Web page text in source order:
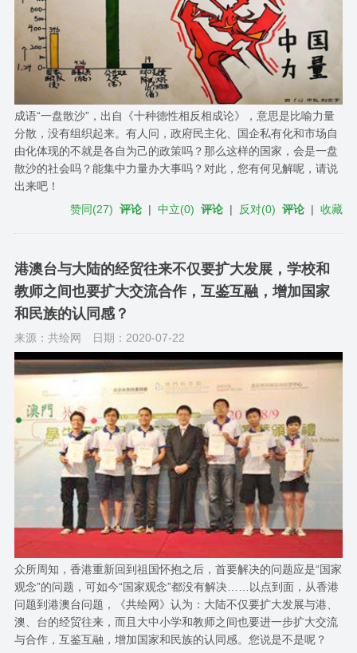
成语“一盘散沙”，出自《十种德性相反相成论》，意思是比喻力量
分散，没有组织起来。有人问，政府民主化、国企私有化和市场自
由化体现的不就是各自为己的政策吗？那么这样的国家，会是一盘
散沙的社会吗？能集中力量办大事吗？对此，您有何见解呢，请说
出来吧！
赞同(27) 评论 |中立(0) 评论 | 反对(0) 评论 |收藏
港澳台与大陆的经贸往来不仅要扩大发展，学校和
教师之间也要扩大交流合作，互鉴互融，增加国家
和民族的认同感？
来源：共绘网 日期：2020-07-22
众所周知，香港重新回到祖国怀抱之后，首要解决的问题应是“国家
观念”的问题，可如今“国家观念”都没有解决……以点到面，从香港
问题到港澳台问题，《共绘网》认为：大陆不仅要扩大发展与港、
澳、台的经贸往来，而且大中小学和教师之间也要进一步扩大交流
与合作，互鉴互融，增加国家和民族的认同感。您说是不是呢？